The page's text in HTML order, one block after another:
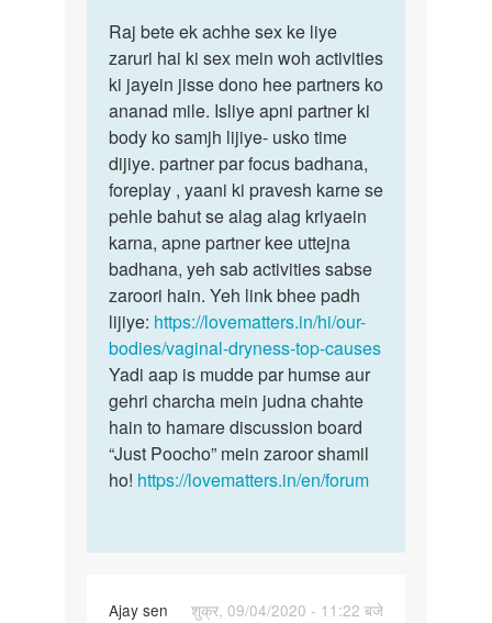
to
Meri
wife
ki
yoni
me…
by
Raj
Raj
bete
ek
achhe
sex
ke…
Raj bete ek achhe sex ke liye
zaruri hai ki sex mein woh activities
ki jayein jisse dono hee partners ko
ananad mile. Isliye apni partner ki
body ko samjh lijiye- usko time
dijiye. partner par focus badhana,
foreplay , yaani ki pravesh karne se
pehle bahut se alag alag kriyaein
karna, apne partner kee uttejna
badhana, yeh sab activities sabse
zaroori hain. Yeh link bhee padh
lijiye: https://lovematters.in/hi/our-
bodies/vaginal-dryness-top-causes
Yadi aap is mudde par humse aur
gehri charcha mein judna chahte
hain to hamare discussion board
“Just Poocho” mein zaroor shamil
ho! https://lovematters.in/en/forum
Ajay sen
शुक्र, 09/04/2020 - 11:22 बजे